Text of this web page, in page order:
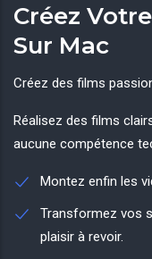
Créez
Sur Mac
Créez des films
Réalisez des films
aucune compétence
Montez enfin les
Transformez vos
plaisir à revoir.